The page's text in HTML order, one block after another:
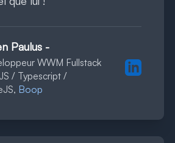
Paulus-
WWM Fullstack
/ Typescript /
Boop
Profil